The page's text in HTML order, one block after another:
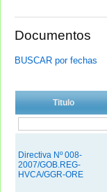
Documentos
BUSCAR por fechas
Titulo
Directiva Nº 008-
2007/GOB.REG-
HVCA/GGR-ORE